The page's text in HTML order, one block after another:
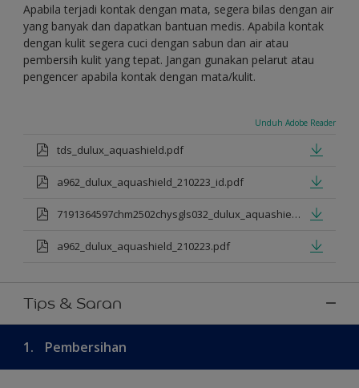
Apabila terjadi kontak dengan mata, segera bilas dengan air
yang banyak dan dapatkan bantuan medis. Apabila kontak
dengan kulit segera cuci dengan sabun dan air atau
pembersih kulit yang tepat. Jangan gunakan pelarut atau
pengencer apabila kontak dengan mata/kulit.
Unduh Adobe Reader
tds_dulux_aquashield.pdf
a962_dulux_aquashield_210223_id.pdf
7191364597chm2502chysgls032_dulux_aquashield.pdf
a962_dulux_aquashield_210223.pdf
Tips & Saran
1. Pembersihan